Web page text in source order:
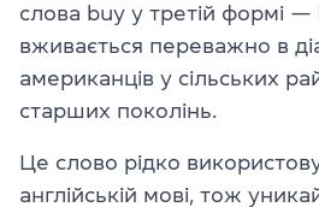
слова buy у третій формі —
вживається переважно в
американців у сільських
старших поколінь.
Це слово рідко
англійській мові, тож